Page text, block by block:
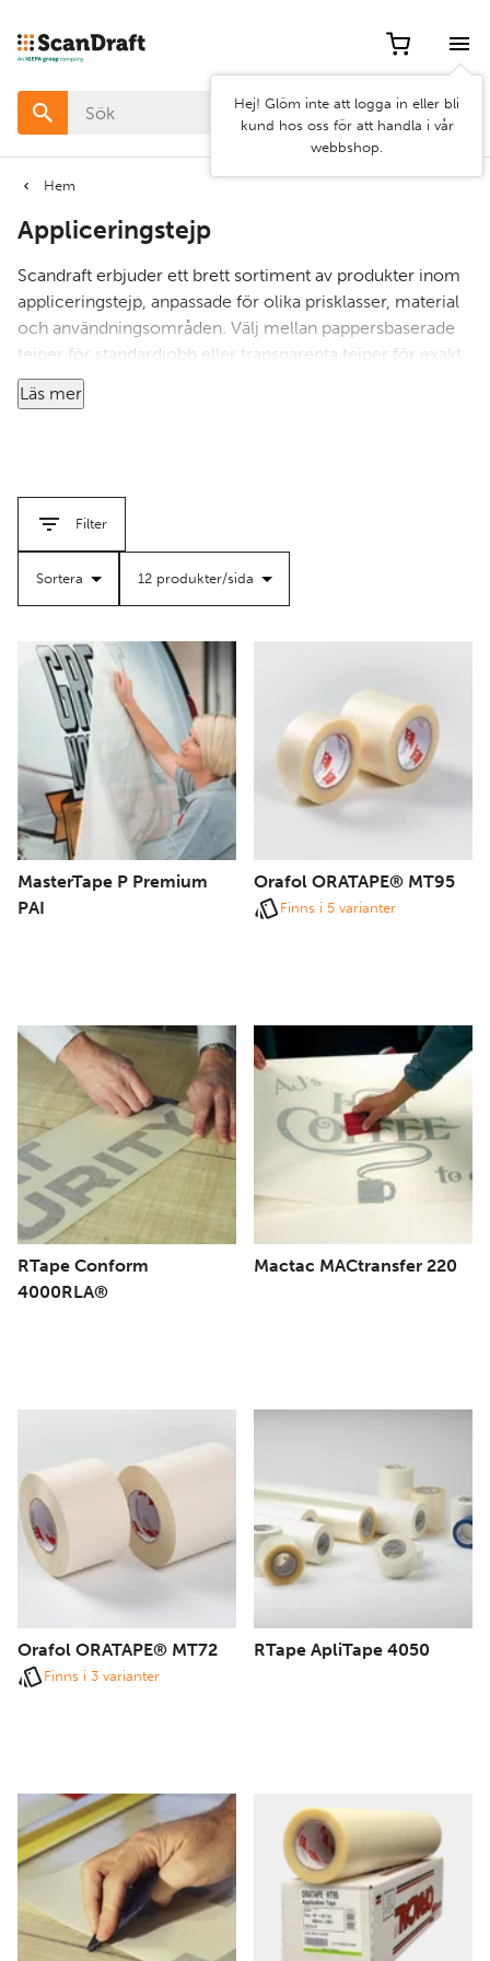
Hej! Glöm inte att logga in eller bli
kund hos oss för att handla i vår
webbshop.
Hem
Appliceringstejp
Scandraft erbjuder ett brett sortiment av produkter inom
appliceringstejp, anpassade för olika prisklasser, material
och användningsområden. Välj mellan pappersbaserade
tejper för standardjobb eller transparenta tejper för exakt
positionering vid mer krävande applikationer.
Vi har tejper med varierande vidhäftningsstyrka för
Läs mer
Filter
Filter
Artikel
Bredd
Egenskap
Kategorier
filter
filter
MasterTape P Premium
PAI
Orafol ORATAPE® MT95
Finns i 5 varianter
RTape Conform
4000RLA®
Mactac MACtransfer 220
Orafol ORATAPE® MT72
Finns i 3 varianter
RTape ApliTape 4050